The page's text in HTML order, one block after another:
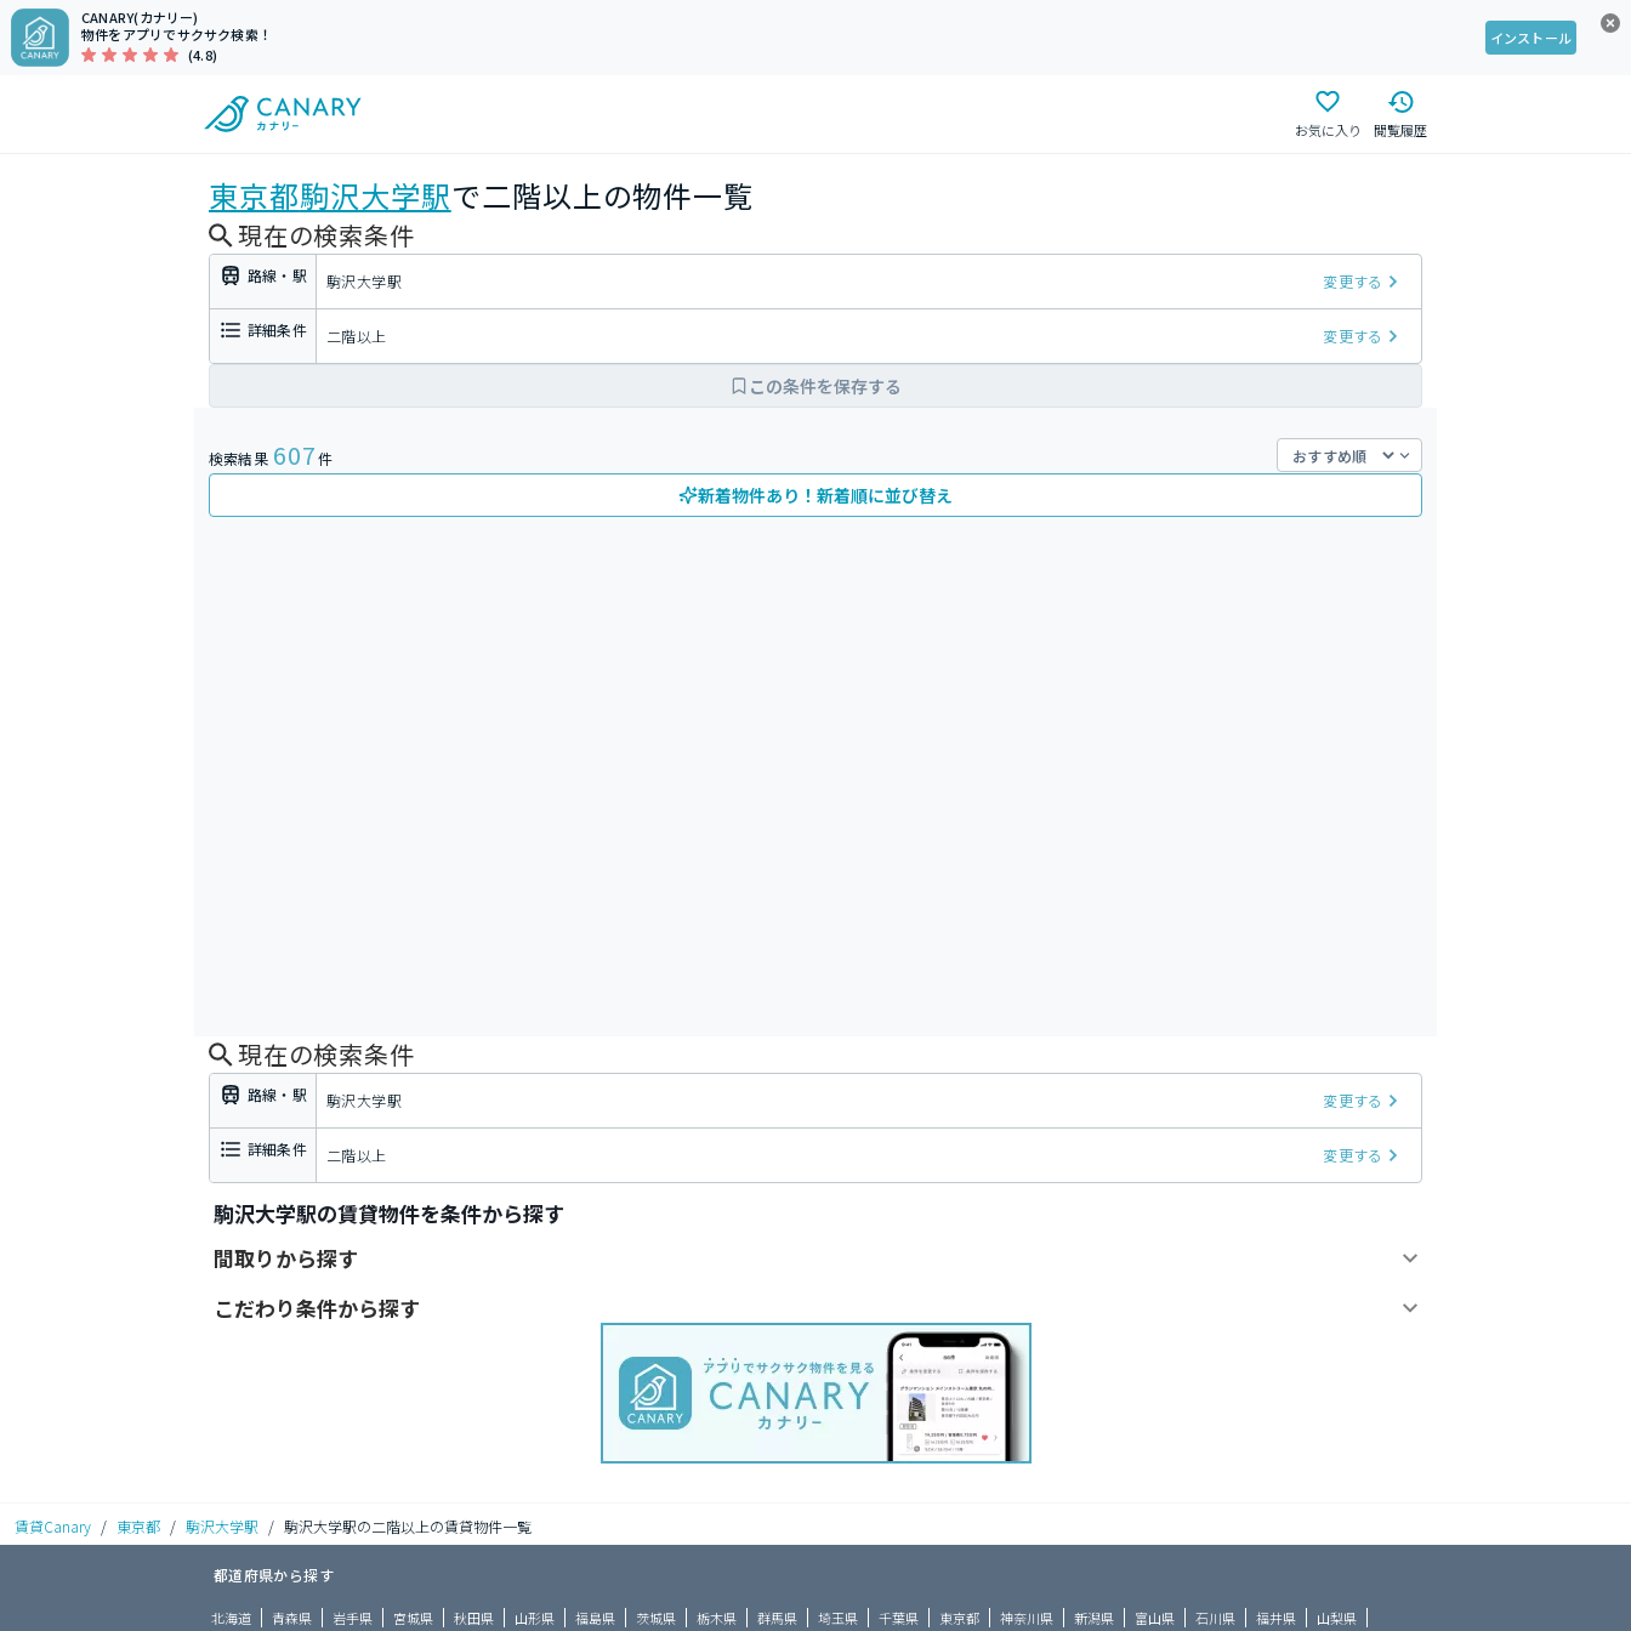
CANARY(カナリー)
物件をアプリでサクサク検索！
(4.8)
インストール
お気に入り 閲覧履歴
東京都駒沢大学駅で二階以上の物件一覧
現在の検索条件
路線・駅 駒沢大学駅 変更する
詳細条件 二階以上 変更する
この条件を保存する
検索結果 607件
新着物件あり！新着順に並び替え
現在の検索条件
路線・駅 駒沢大学駅 変更する
詳細条件 二階以上 変更する
駒沢大学駅の賃貸物件を条件から探す
間取りから探す
こだわり条件から探す
賃貸Canary / 東京都 / 駒沢大学駅 / 駒沢大学駅の二階以上の賃貸物件一覧
都道府県から探す
北海道 青森県 岩手県 宮城県 秋田県 山形県 福島県 茨城県 栃木県 群馬県 埼玉県 千葉県 東京都 神奈川県 新潟県 富山県 石川県 福井県 山梨県